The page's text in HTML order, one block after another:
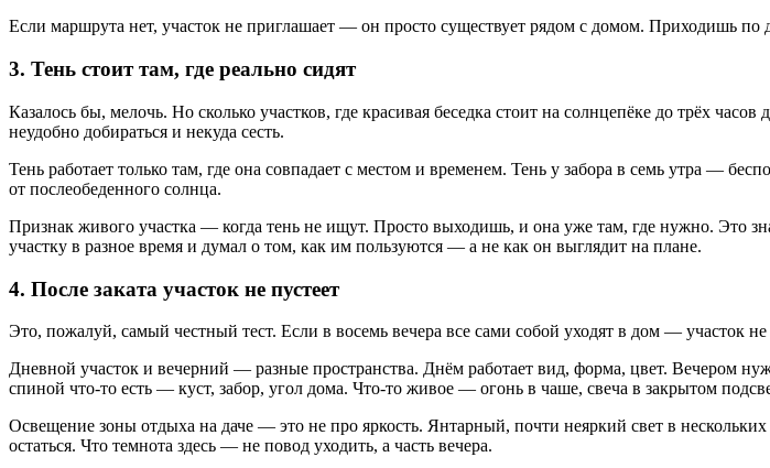
Если маршрута нет, участок не приглашает — он просто существует рядом с домом. Приходишь по
3. Тень стоит там, где реально сидят
Казалось бы, мелочь. Но сколько участков, где красивая беседка стоит на солнцепёке до трёх
неудобно добираться и некуда сесть.
Тень работает только там, где она совпадает с местом и временем. Тень у забора в семь утра —
от послеобеденного солнца.
Признак живого участка — когда тень не ищут. Просто выходишь, и она уже там, где нужно. Это
участку в разное время и думал о том, как им пользуются — а не как он выглядит на плане.
4. После заката участок не пустеет
Это, пожалуй, самый честный тест. Если в восемь вечера все сами собой уходят в дом — участок
Дневной участок и вечерний — разные пространства. Днём работает вид, форма, цвет. Вечером
спиной что-то есть — куст, забор, угол дома. Что-то живое — огонь в чаше, свеча в закрытом
Освещение зоны отдыха на даче — это не про яркость. Янтарный, почти неяркий свет в
остаться. Что темнота здесь — не повод уходить, а часть вечера.